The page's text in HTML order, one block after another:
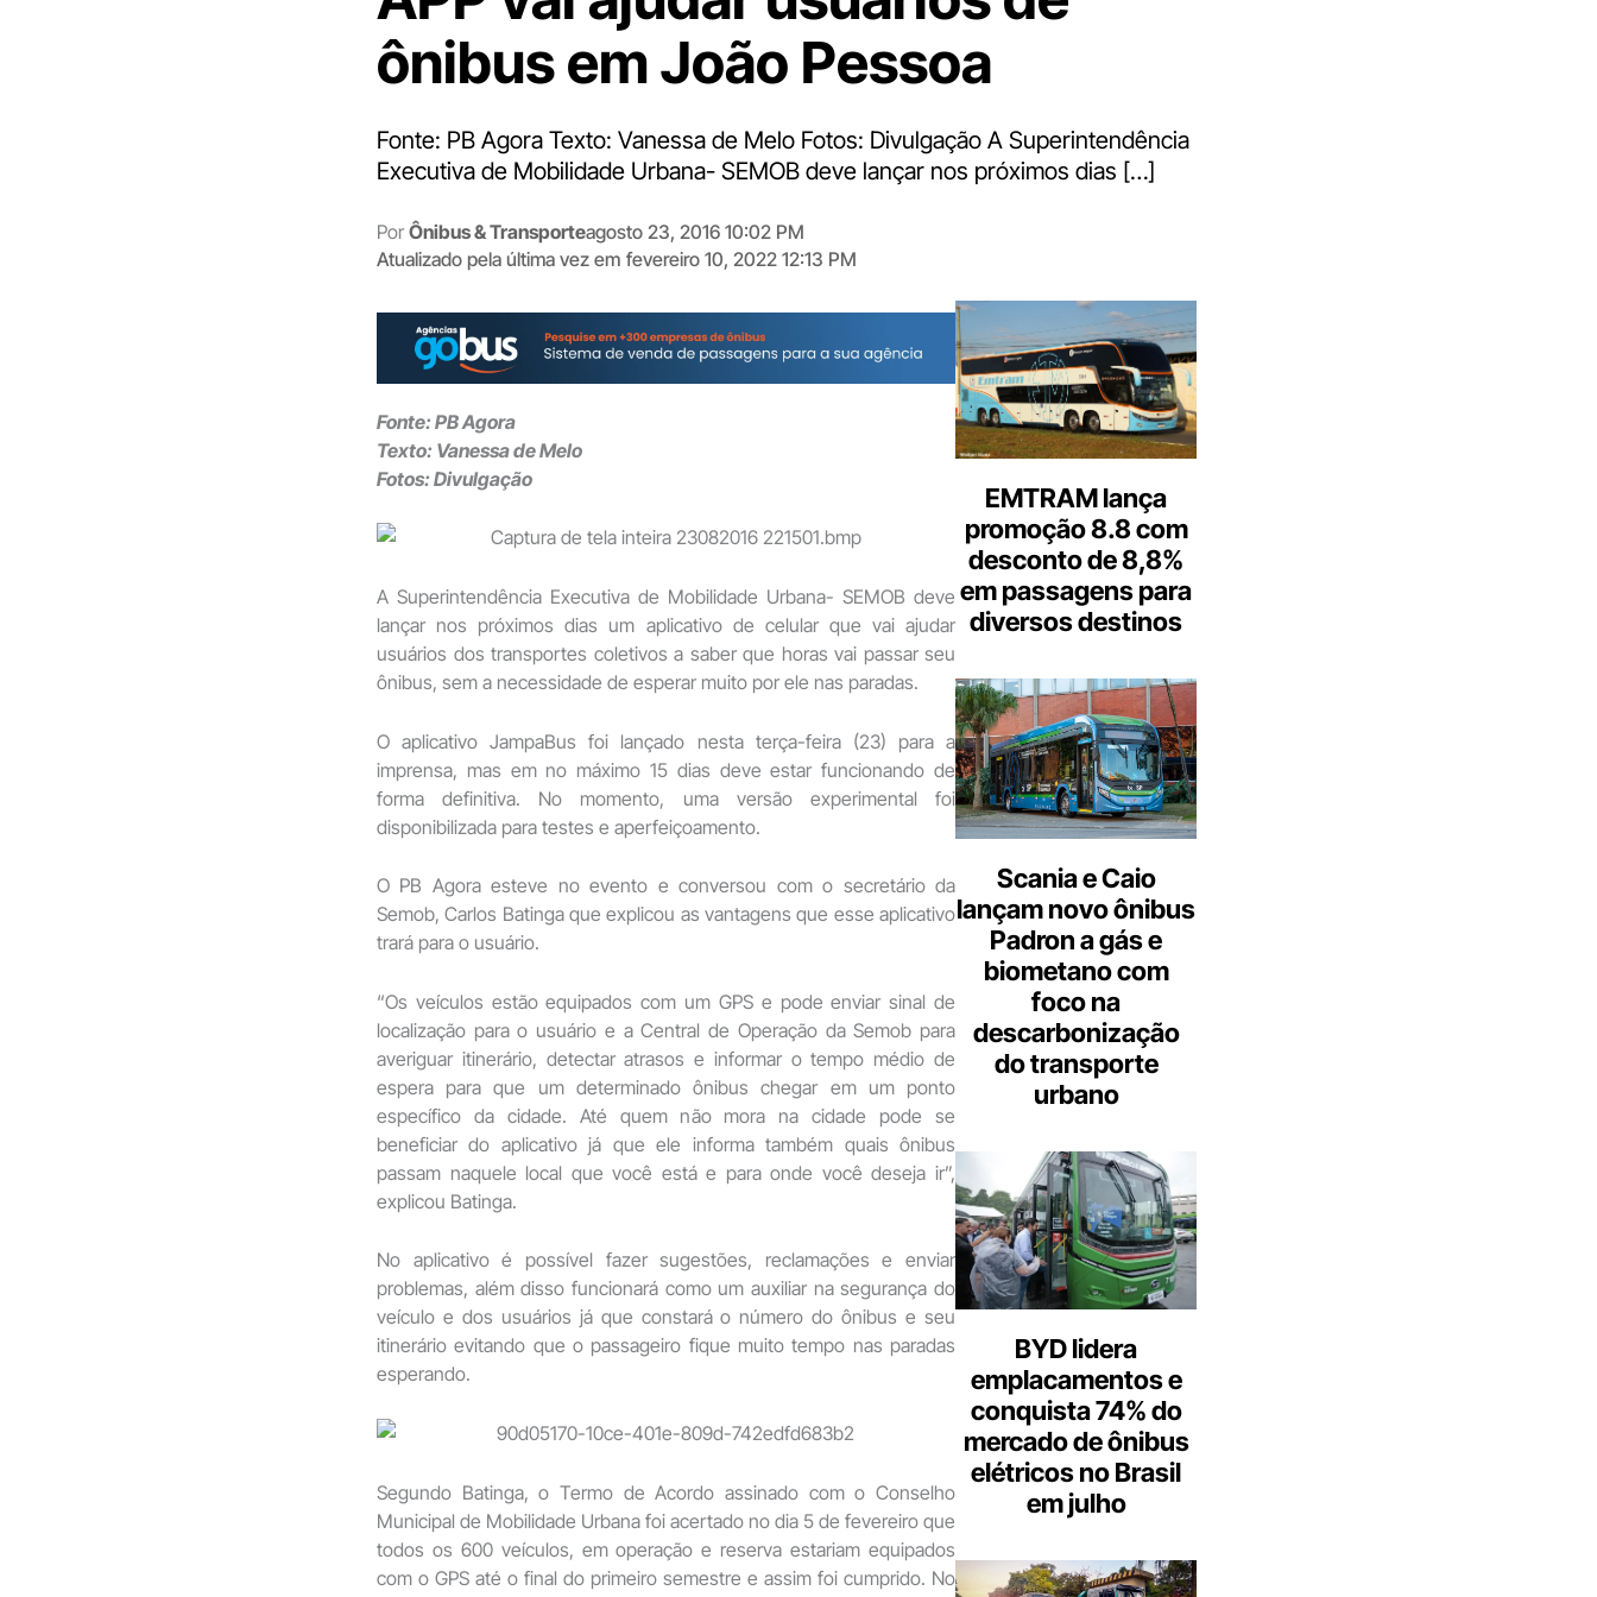
ônibus em João Pessoa
Fonte: PB Agora Texto: Vanessa de Melo Fotos: Divulgação A Superintendência
Executiva de Mobilidade Urbana- SEMOB deve lançar nos próximos dias […]
Por Ônibus & Transporteagosto 23, 2016 10:02 PM
Atualizado pela última vez em fevereiro 10, 2022 12:13 PM
Fonte: PB Agora
Texto: Vanessa de Melo
Fotos: Divulgação
A Superintendência Executiva de Mobilidade Urbana- SEMOB deve
lançar nos próximos dias um aplicativo de celular que vai ajudar
usuários dos transportes coletivos a saber que horas vai passar seu
ônibus, sem a necessidade de esperar muito por ele nas paradas.
O aplicativo JampaBus foi lançado nesta terça-feira (23) para a
imprensa, mas em no máximo 15 dias deve estar funcionando de
forma definitiva. No momento, uma versão experimental foi
disponibilizada para testes e aperfeiçoamento.
O PB Agora esteve no evento e conversou com o secretário da
Semob, Carlos Batinga que explicou as vantagens que esse aplicativo
trará para o usuário.
“Os veículos estão equipados com um GPS e pode enviar sinal de
localização para o usuário e a Central de Operação da Semob para
averiguar itinerário, detectar atrasos e informar o tempo médio de
espera para que um determinado ônibus chegar em um ponto
específico da cidade. Até quem não mora na cidade pode se
beneficiar do aplicativo já que ele informa também quais ônibus
passam naquele local que você está e para onde você deseja ir”,
explicou Batinga.
No aplicativo é possível fazer sugestões, reclamações e enviar
problemas, além disso funcionará como um auxiliar na segurança do
veículo e dos usuários já que constará o número do ônibus e seu
itinerário evitando que o passageiro fique muito tempo nas paradas
esperando.
Segundo Batinga, o Termo de Acordo assinado com o Conselho
Municipal de Mobilidade Urbana foi acertado no dia 5 de fevereiro que
todos os 600 veículos, em operação e reserva estariam equipados
com o GPS até o final do primeiro semestre e assim foi cumprido. No
EMTRAM lança
promoção 8.8 com
desconto de 8,8%
em passagens para
diversos destinos
Scania e Caio
lançam novo ônibus
Padron a gás e
biometano com
foco na
descarbonização
do transporte
urbano
BYD lidera
emplacamentos e
conquista 74% do
mercado de ônibus
elétricos no Brasil
em julho
Digite
aqui
o
seu
e-
mail